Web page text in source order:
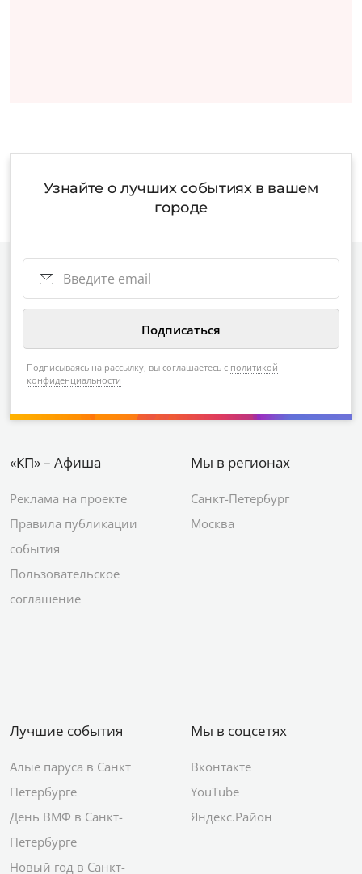
Узнайте о лучших событиях в вашем
городе
Подписываясь на рассылку, вы соглашаетесь с политикой
конфиденциальности
«КП» – Афиша
Реклама на проекте
Правила публикации
события
Пользовательское
соглашение
Мы в регионах
Санкт-Петербург
Москва
Лучшие события
Алые паруса в Санкт
Петербурге
День ВМФ в Санкт-
Петербурге
Новый год в Санкт-
Мы в соцсетях
Вконтакте
YouTube
Яндекс.Район